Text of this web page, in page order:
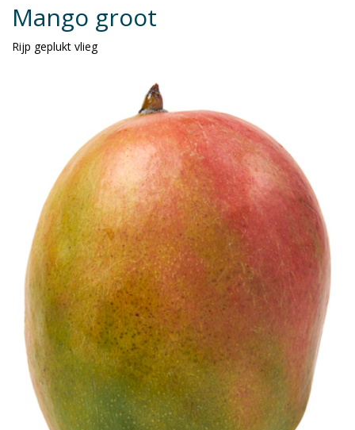
Mango groot
Rijp geplukt vlieg